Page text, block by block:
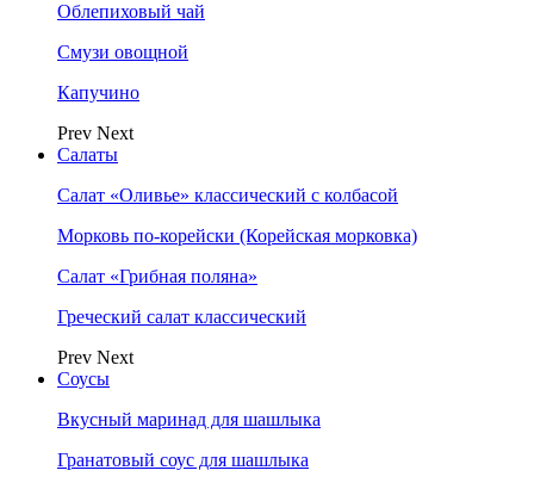
Облепиховый чай
Смузи овощной
Капучино
Prev Next
Салаты
Салат «Оливье» классический с колбасой
Морковь по-корейски (Корейская морковка)
Салат «Грибная поляна»
Греческий салат классический
Prev Next
Соусы
Вкусный маринад для шашлыка
Гранатовый соус для шашлыка